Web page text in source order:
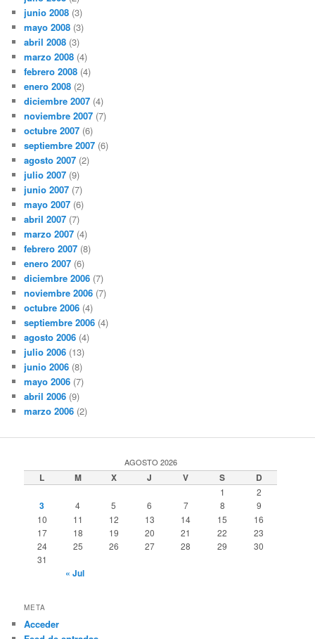
junio 2008 (3)
mayo 2008 (3)
abril 2008 (3)
marzo 2008 (4)
febrero 2008 (4)
enero 2008 (2)
diciembre 2007 (4)
noviembre 2007 (7)
octubre 2007 (6)
septiembre 2007 (6)
agosto 2007 (2)
julio 2007 (9)
junio 2007 (7)
mayo 2007 (6)
abril 2007 (7)
marzo 2007 (4)
febrero 2007 (8)
enero 2007 (6)
diciembre 2006 (7)
noviembre 2006 (7)
octubre 2006 (4)
septiembre 2006 (4)
agosto 2006 (4)
julio 2006 (13)
junio 2006 (8)
mayo 2006 (7)
abril 2006 (9)
marzo 2006 (2)
AGOSTO 2026
L M X J V S D
1 2
3 4 5 6 7 8
9
10
11 12 13 14 15
16
17
18 19 20 21 22
23
24
25 26 27 28 29
30
31
« Jul
META
Acceder